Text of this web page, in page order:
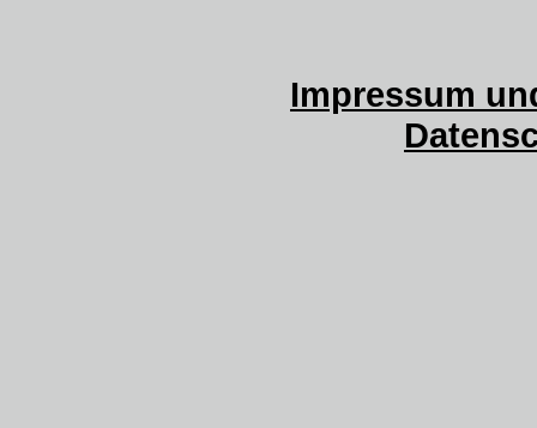
Impressum